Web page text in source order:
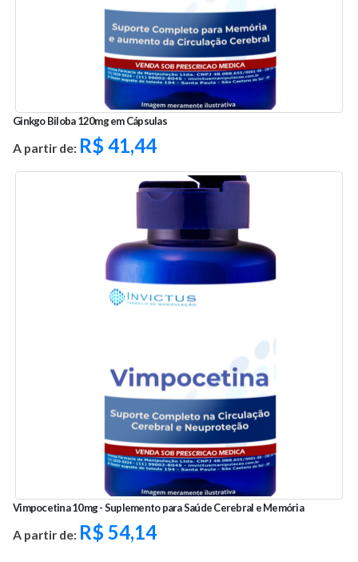
Ginkgo Biloba 120mg em Cápsulas
A partir de: R$ 41,44
Vimpocetina 10mg - Suplemento para Saúde Cerebral e Memória
A partir de: R$ 54,14